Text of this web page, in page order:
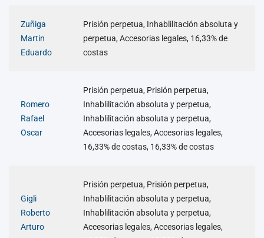
Zuñiga
Martin
Eduardo
Prisión perpetua, Inhablilitación absoluta y
perpetua, Accesorias legales, 16,33% de
costas
Romero
Rafael
Oscar
Prisión perpetua, Prisión perpetua,
Inhablilitación absoluta y perpetua,
Inhablilitación absoluta y perpetua,
Accesorias legales, Accesorias legales,
16,33% de costas, 16,33% de costas
Gigli
Roberto
Arturo
Prisión perpetua, Prisión perpetua,
Inhablilitación absoluta y perpetua,
Inhablilitación absoluta y perpetua,
Accesorias legales, Accesorias legales,